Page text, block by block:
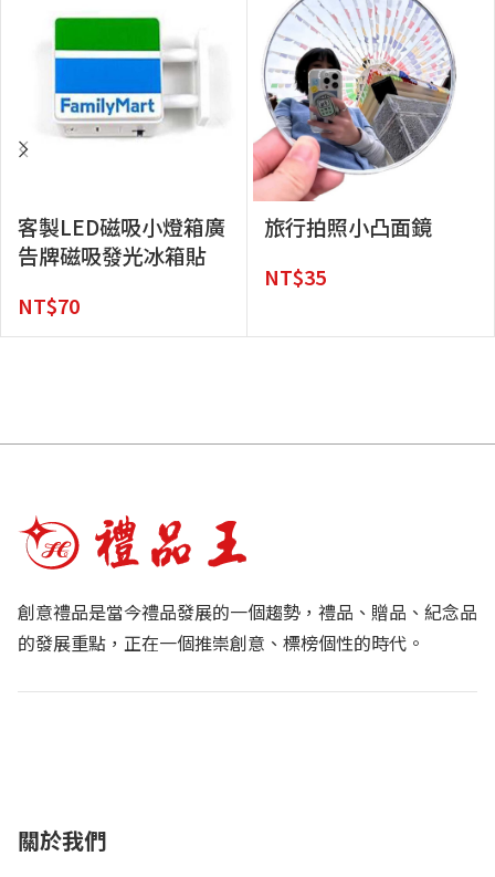
客製LED磁吸小燈箱廣
告牌磁吸發光冰箱貼
NT$70
旅行拍照小凸面鏡
NT$35
創意禮品是當今禮品發展的一個趨勢，禮品、贈品、紀念品
的發展重點，正在一個推崇創意、標榜個性的時代。
關於我們